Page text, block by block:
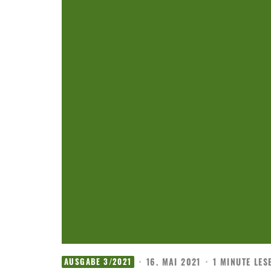
AUSGABE 3/2021 · 16. MAI 2021 · 1 MINUTE